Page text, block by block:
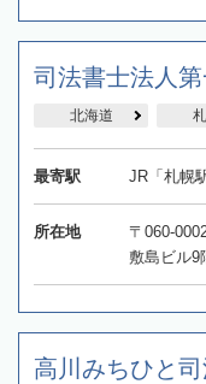
司法書士法人
北海道
最寄駅 JR「札幌
所在地
〒060-
敷島ビル9
高川みちひと